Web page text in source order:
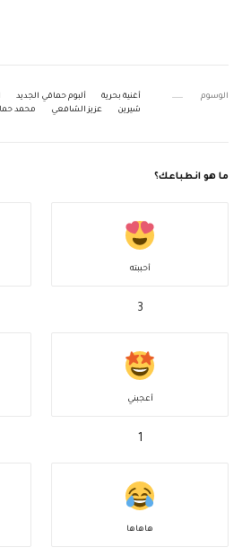
الوسوم أغنية بحرية ألبوم حماقي الجديد
شيرين
عزيز الشافعي محمد
ما هو انطباعك؟
أحببته
3
أعجبني
1
هاهاها